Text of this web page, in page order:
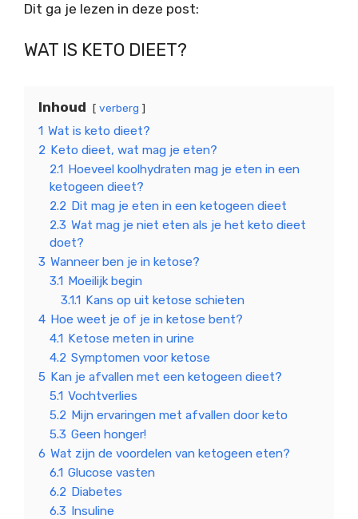
Dit ga je lezen in deze post:
WAT IS KETO DIEET?
Inhoud verberg
1 Wat is keto dieet?
2 Keto dieet, wat mag je eten?
2.1 Hoeveel koolhydraten mag je eten in een
ketogeen dieet?
2.2 Dit mag je eten in een ketogeen dieet
2.3 Wat mag je niet eten als je het keto dieet
doet?
3 Wanneer ben je in ketose?
3.1 Moeilijk begin
3.1.1 Kans op uit ketose schieten
4 Hoe weet je of je in ketose bent?
4.1 Ketose meten in urine
4.2 Symptomen voor ketose
5 Kan je afvallen met een ketogeen dieet?
5.1 Vochtverlies
5.2 Mijn ervaringen met afvallen door keto
5.3 Geen honger!
6 Wat zijn de voordelen van ketogeen eten?
6.1 Glucose vasten
6.2 Diabetes
6.3 Insuline